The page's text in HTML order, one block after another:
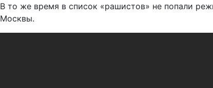
В то же время в список «рашистов» не попали
Москвы.